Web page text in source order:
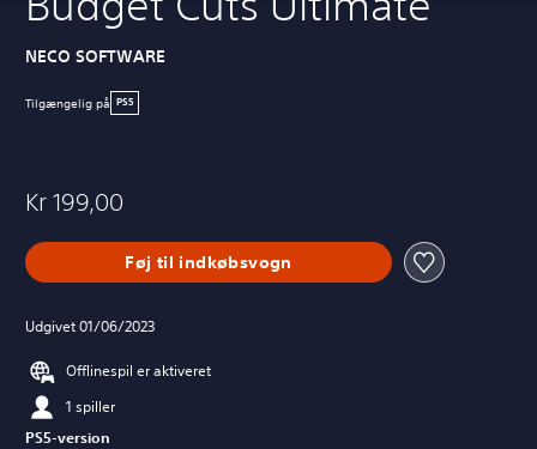
NECO SOFTWARE
Tilgængelig på PS5
Kr 199,00
Føj til indkøbsvogn
Udgivet 01/06/2023
Offlinespil er aktiveret
1 spiller
PS5-version